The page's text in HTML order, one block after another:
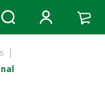
|